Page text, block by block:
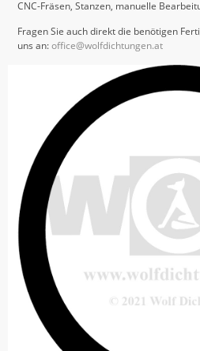
CNC-Fräsen, Stanzen, manuelle
Fragen Sie auch direkt die benötigen
uns an:office@wolfdichtungen.at